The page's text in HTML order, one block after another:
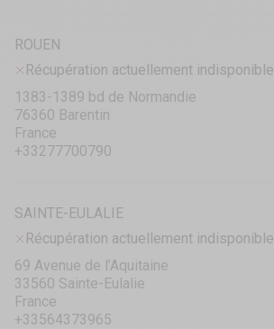
ROUEN
Récupération actuellement indisponible
1383-1389 bd de Normandie
76360 Barentin
France
+33277700790
SAINTE-EULALIE
Récupération actuellement indisponible
69 Avenue de l’Aquitaine
33560 Sainte-Eulalie
France
+33564373965